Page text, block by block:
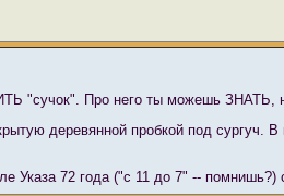
"сучок". Про него ты можешь ЗНАТЬ,
деревянной пробкой под сургуч.
Указа 72 года ("с 11 до 7" -- помнишь?)